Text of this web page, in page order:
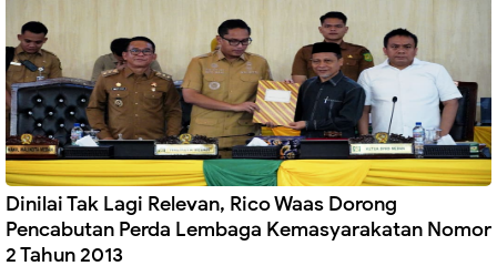
Dinilai Tak Lagi Relevan, Rico Waas Dorong
Pencabutan Perda Lembaga Kemasyarakatan Nomor
2 Tahun 2013